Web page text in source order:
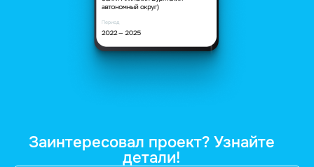
Заинтересовал проект? Узнайте
детали!